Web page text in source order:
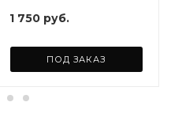
1 750 руб.
ПОД ЗАКАЗ